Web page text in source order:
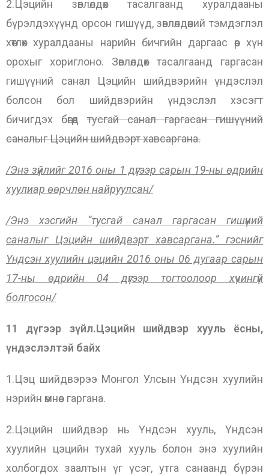
2.Цэцийн зөвлөлдөх тасалгаанд хуралдааны
бүрэлдэхүүнд орсон гишүүд, зөвлөлдөөний тэмдэглэл
хөтлөх хуралдааны нарийн бичгийн даргаас өөр хүн
орохыг хориглоно. Зөвлөлдөх тасалгаанд гаргасан
гишүүний санал Цэцийн шийдвэрийн үндэслэл
болсон бол шийдвэрийн үндэслэл хэсэгт
бичигдэх бөгөөд тусгай санал гаргасан гишүүний
саналыг Цэцийн шийдвэрт хавсаргана.
/Энэ зүйлийг 2016 оны 1 дүгээр сарын 19-ны өдрийн
хуулиар өөрчлөн найруулсан/
/Энэ хэсгийн “тусгай санал гаргасан гишүүний
саналыг Цэцийн шийдвэрт хавсаргана.” гэснийг
Үндсэн хуулийн цэцийн 2016 оны 06 дугаар сарын
17-ны өдрийн 04 дүгээр тогтоолоор хүчингүй
болгосон/
11 дүгээр зүйл.Цэцийн шийдвэр хууль ёсны,
үндэслэлтэй байх
1.Цэц шийдвэрээ Монгол Улсын Үндсэн хуулийн
нэрийн өмнөөс гаргана.
2.Цэцийн шийдвэр нь Үндсэн хууль, Үндсэн
хуулийн цэцийн тухай хууль болон энэ хуулийн
холбогдох заалтын үг үсэг, утга санаанд бүрэн